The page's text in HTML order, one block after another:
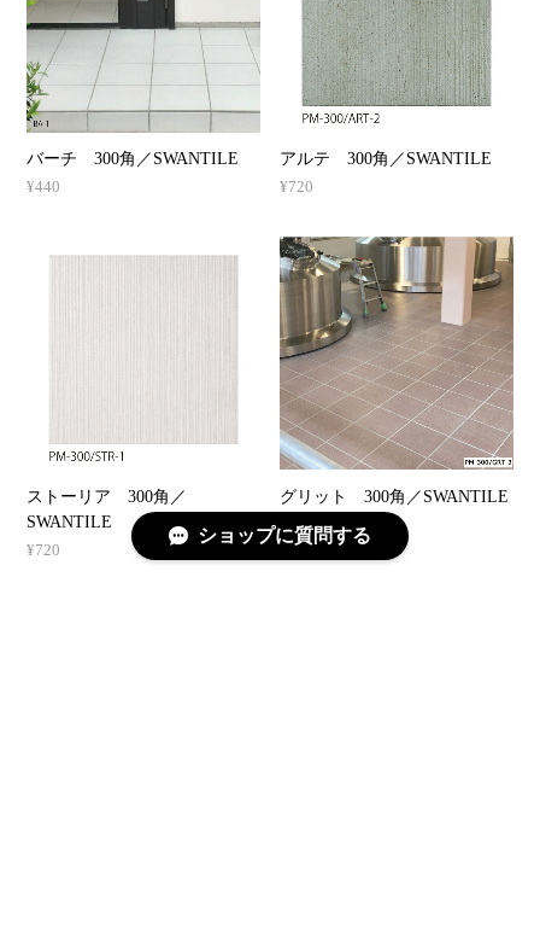
バーチ 300角／SWANTILE
¥440
アルテ 300角／SWANTILE
¥720
ストーリア 300角／
SWANTILE
¥720
グリット 300角／SWANTILE
¥440
ショップに質問する